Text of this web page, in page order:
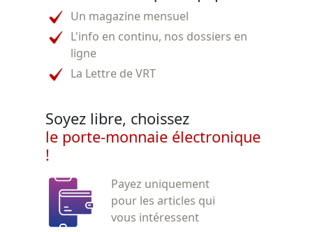
Un magazine mensuel
L'info en continu, nos dossiers en
ligne
La Lettre de VRT
Soyez libre, choissez
le porte-monnaie électronique
!
Payez uniquement
pour les articles qui
vous intéressent